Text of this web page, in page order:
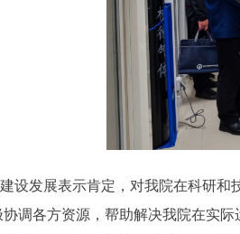
设发展表示肯定，对我院在科研
调各方资源，帮助解决我院在实